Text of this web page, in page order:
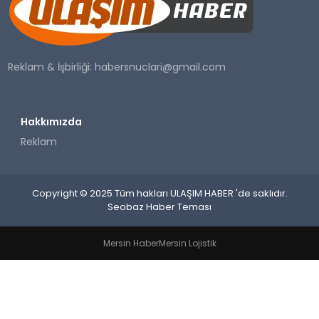
SAĞLIK
YAŞAM
Reklam & İşbirliği:habersnuclari@gmail.com
Hakkımızda
Reklam
Copyright © 2025 Tüm hakları ULAŞIM HABER 'de saklıdır.
Seobaz Haber Teması
Mersin HaberMersin Lojistik